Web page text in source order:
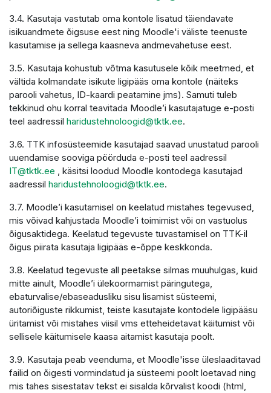
3.4. Kasutaja vastutab oma kontole lisatud täiendavate
isikuandmete õigsuse eest ning Moodle'i väliste teenuste
kasutamise ja sellega kaasneva andmevahetuse eest.
3.5. Kasutaja kohustub võtma kasutusele kõik meetmed, et
vältida kolmandate isikute ligipääs oma kontole (näiteks
parooli vahetus, ID-kaardi peatamine jms). Samuti tuleb
tekkinud ohu korral teavitada Moodle’i kasutajatuge e-posti
teel aadressil haridustehnoloogid@tktk.ee.
3.6. TTK infosüsteemide kasutajad saavad unustatud parooli
uuendamise sooviga pöörduda e-posti teel aadressil
IT@tktk.ee , käsitsi loodud Moodle kontodega kasutajad
aadressil haridustehnoloogid@tktk.ee.
3.7. Moodle’i kasutamisel on keelatud mistahes tegevused,
mis võivad kahjustada Moodle’i toimimist või on vastuolus
õigusaktidega. Keelatud tegevuste tuvastamisel on TTK-il
õigus piirata kasutaja ligipääs e-õppe keskkonda.
3.8. Keelatud tegevuste all peetakse silmas muuhulgas, kuid
mitte ainult, Moodle’i ülekoormamist päringutega,
ebaturvalise/ebaseadusliku sisu lisamist süsteemi,
autoriõiguste rikkumist, teiste kasutajate kontodele ligipääsu
üritamist või mistahes viisil vms etteheidetavat käitumist või
sellisele käitumisele kaasa aitamist kasutaja poolt.
3.9. Kasutaja peab veenduma, et Moodle'isse üleslaaditavad
failid on õigesti vormindatud ja süsteemi poolt loetavad ning
mis tahes sisestatav tekst ei sisalda kõrvalist koodi (html,